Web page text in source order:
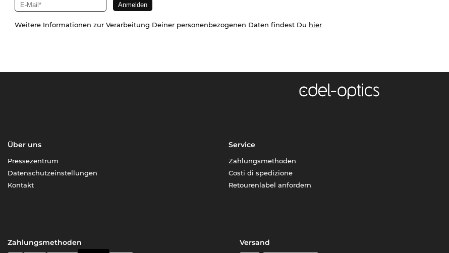
Weitere Informationen zur Verarbeitung Deiner personenbezogenen Daten findest Du hier
Über uns
Pressezentrum
Datenschutzeinstellungen
Kontakt
Service
Zahlungsmethoden
Costi di spedizione
Retourenlabel anfordern
Zahlungsmethoden Versand